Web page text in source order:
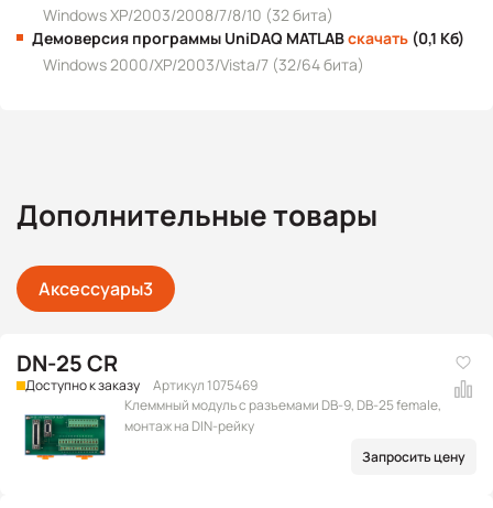
Windows XP/2003/2008/7/8/10 (32 бита)
Демоверсия программы UniDAQ MATLABскачать (0,1 Кб)
Windows 2000/XP/2003/Vista/7 (32/64 бита)
Дополнительные товары
Аксессуары3
DN-25 CR
Доступно к заказу
Артикул 1075469
Клеммный модуль с разъемами DB-9, DB-25 female,
монтаж на DIN-рейку
Запросить цену